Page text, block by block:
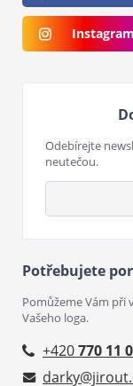
Instagram
Odebírejte
neutečou.
Potřebujete
Pomůžeme Vám při
Vašeho loga.
+420770 11